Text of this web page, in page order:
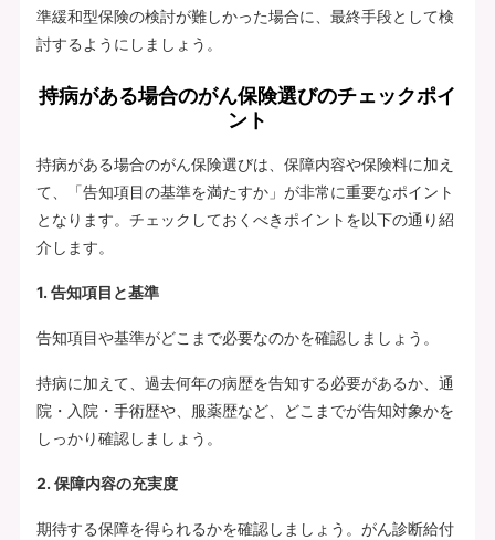
準緩和型保険の検討が難しかった場合に、最終手段として検
討するようにしましょう。
持病がある場合のがん保険選びのチェックポイ
ント
持病がある場合のがん保険選びは、保障内容や保険料に加え
て、「告知項目の基準を満たすか」が非常に重要なポイント
となります。チェックしておくべきポイントを以下の通り紹
介します。
1. 告知項目と基準
告知項目や基準がどこまで必要なのかを確認しましょう。
持病に加えて、過去何年の病歴を告知する必要があるか、通
院・入院・手術歴や、服薬歴など、どこまでが告知対象かを
しっかり確認しましょう。
2. 保障内容の充実度
期待する保障を得られるかを確認しましょう。がん診断給付